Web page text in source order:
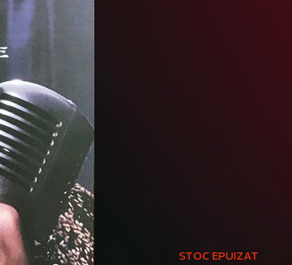
STOC EPUIZAT